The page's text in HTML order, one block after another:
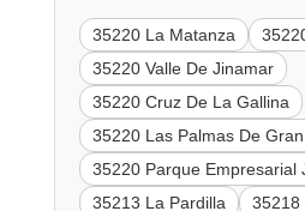
35220 La Matanza
35220 Valle De Jinamar
35220 Cruz De La Gallina
35220 Las Palmas De
35220 Parque Empresarial
35213 La Pardilla
35218